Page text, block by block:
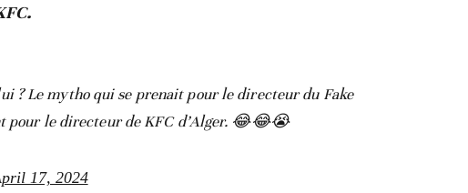
? Le mytho qui se prenait pour le directeur du Fake
pour le directeur de KFC d’Alger. 😂😂😭
17, 2024